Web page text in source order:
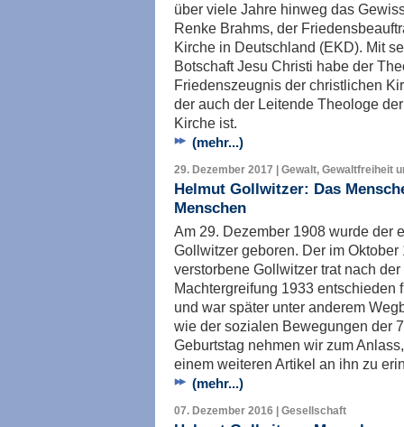
über viele Jahre hinweg das
Renke Brahms, der
Kirche in Deutschland (EKD). Mit
Botschaft Jesu Christi habe der
Friedenszeugnis der christlichen
der auch der Leitende Theologe
Kirche ist.
(mehr...)
29. Dezember 2017 | Gewalt, Gewaltfreiheit
Helmut Gollwitzer: Das
Menschen
Am 29. Dezember 1908 wurde der
Gollwitzer geboren. Der im
verstorbene Gollwitzer trat nach
Machtergreifung 1933
und war später unter anderem
wie der sozialen Bewegungen der
Geburtstag nehmen wir zum
einem weiteren Artikel an ihn zu
(mehr...)
07. Dezember 2016 | Gesellschaft